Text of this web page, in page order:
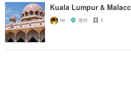
Kuala Lumpur &
rie 海外 5